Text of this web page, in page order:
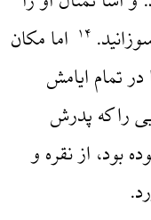
۱۴ اما مکان
تمام ایامش
را که پدرش
از نقره و